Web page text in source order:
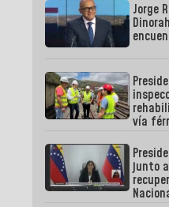
Jorge
vía
junto